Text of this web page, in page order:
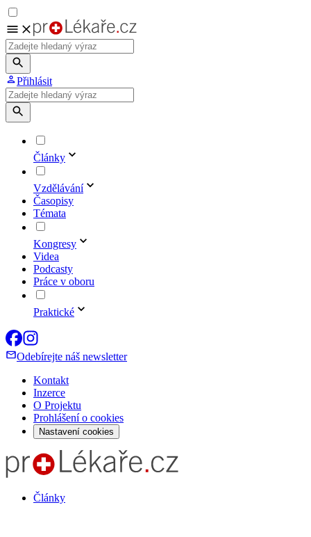
Přihlásit
Články
Vzdělávání
Časopisy
Témata
Kongresy
Videa
Podcasty
Práce v oboru
Praktické
Odebírejte náš newsletter
Kontakt
Inzerce
O Projektu
Prohlášení o cookies
Nastavení cookies
Články